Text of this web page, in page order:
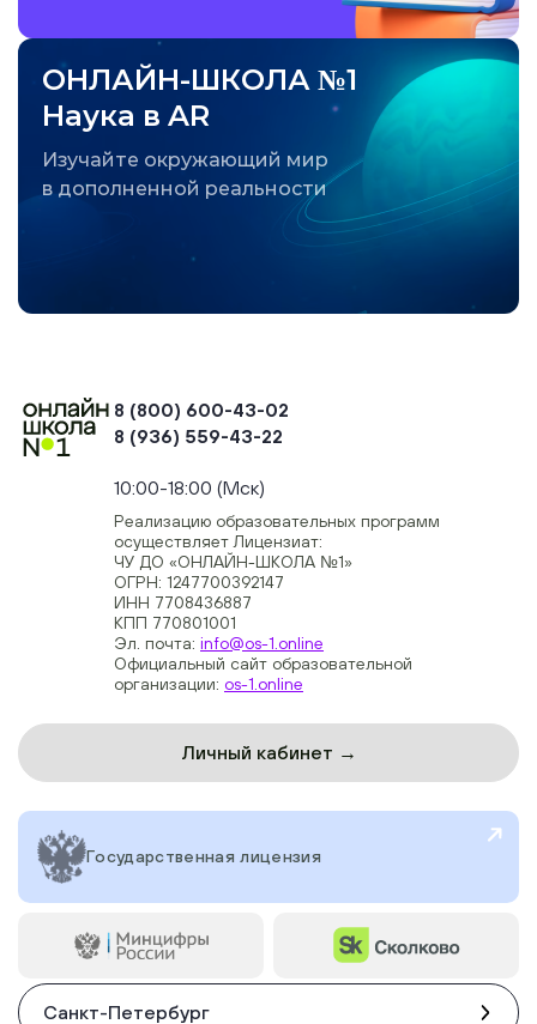
ОНЛАЙН-ШКОЛА №1
Наука в AR
Изучайте окружающий мир
в дополненной реальности
8 (800) 600-43-02
8 (936) 559-43-22
10:00-18:00 (Мск)
Реализацию образовательных программ
осуществляет Лицензиат:
ЧУ ДО «ОНЛАЙН-ШКОЛА №1»
ОГРН: 1247700392147
ИНН 7708436887
КПП 770801001
Эл. почта: info@os-1.online
Официальный сайт образовательной
организации: os-1.online
Личный кабинет →
Государственная лицензия
Санкт-Петербург